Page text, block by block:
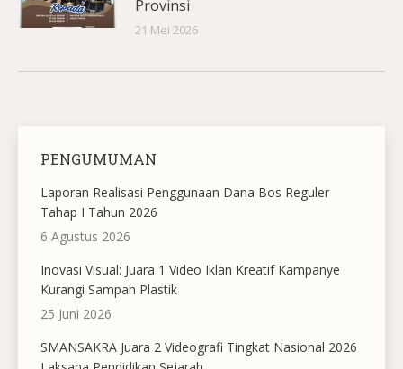
Provinsi
21 Mei 2026
PENGUMUMAN
Laporan Realisasi Penggunaan Dana Bos Reguler
Tahap I Tahun 2026
6 Agustus 2026
Inovasi Visual: Juara 1 Video Iklan Kreatif Kampanye
Kurangi Sampah Plastik
25 Juni 2026
SMANSAKRA Juara 2 Videografi Tingkat Nasional 2026